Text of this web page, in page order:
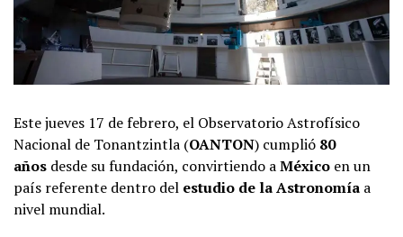
Este jueves 17 de febrero, el Observatorio Astrofísico
Nacional de Tonantzintla (OANTON) cumplió 80
años desde su fundación, convirtiendo aMéxico en un
país referente dentro del estudio de la Astronomía a
nivel mundial.